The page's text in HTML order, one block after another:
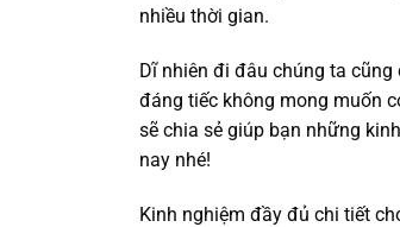
nhiều thời gian.
Dĩ nhiên đi đâu chúng ta
đáng tiếc không mong muốn
sẽ chia sẻ giúp bạn những
nay nhé!
Kinh nghiệm đầy đủ chi tiết